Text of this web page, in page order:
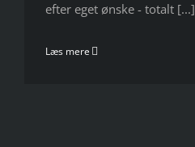
efter eget ønske - totalt [...]
Læs mere